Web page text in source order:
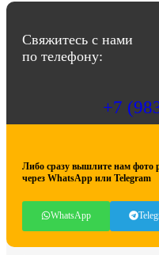
Свяжитесь с нами
по телефону:
+7
Либо сразу вышлите нам фото
через WhatsApp или Telegram
WhatsApp